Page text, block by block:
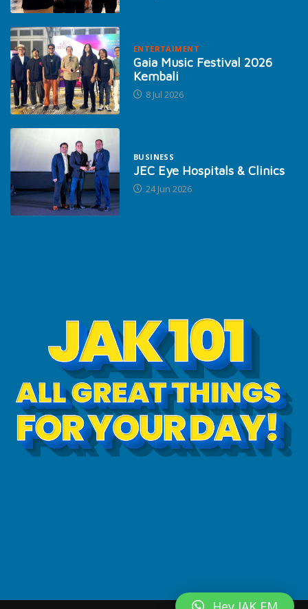
ENTERTAIMENT
Gaia Music Festival 2026
Kembali
8 Jul 2026
BUSINESS
JEC Eye Hospitals & Clinics
24 Jun 2026